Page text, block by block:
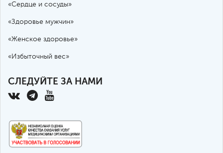
«Сердце и сосуды»
«Здоровье мужчин»
«Женское здоровье»
«Избыточный вес»
СЛЕДУЙТЕ ЗА НАМИ